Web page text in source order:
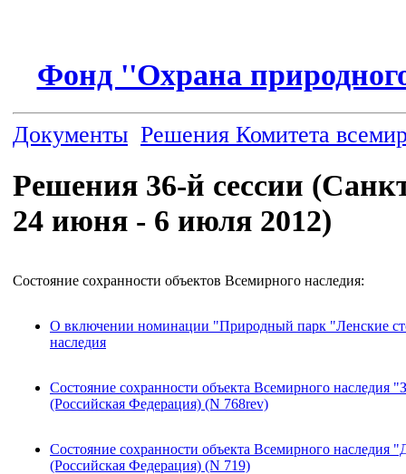
Фонд ''Охрана
Документы Решения Комитета
Решения 36-й сессии
24 июня - 6 июля 2012)
Состояние сохранности объектов Всемирного наследия:
О включении номинации "Природный парк "Ленские
наследия
Состояние сохранности объекта Всемирного наследия
(Российская Федерация) (N 768rev)
Состояние сохранности объекта Всемирного наследия
(Российская Федерация) (N 719)